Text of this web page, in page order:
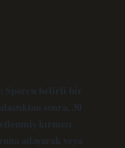
Sporcu belirli bir
sonra, 30
kırmızı
atlayarak veya